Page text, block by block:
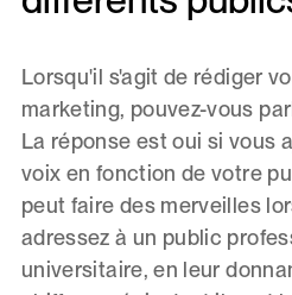
Lorsqu'il s'agit de rédiger
marketing, pouvez-vous
La réponse est oui si vous
voix en fonction de votre
peut faire des merveilles
adressez à un public
universitaire, en leur